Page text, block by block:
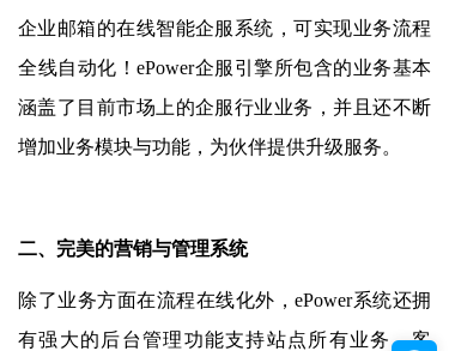
企业邮箱的在线智能企服系统，可实现业务流程
全线自动化！ePower企服引擎所包含的业务基本
涵盖了目前市场上的企服行业业务，并且还不断
增加业务模块与功能，为伙伴提供升级服务。
二、完美的营销与管理系统
除了业务方面在流程在线化外， ePower系统还拥
有强大的后台管理功能支持站点所有业务、客